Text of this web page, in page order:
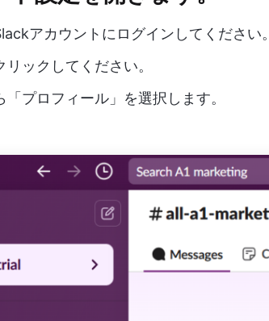
アカウントにログインしてください。
ックしてください。
プロフィール」を選択します。